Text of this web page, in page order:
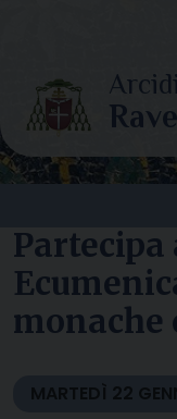
content
monache
MARTEDÌ 22